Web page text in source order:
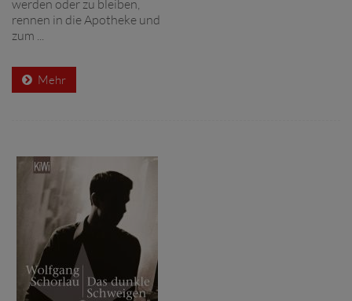
werden oder zu bleiben,
rennen in die Apotheke und
zum ...
Mehr